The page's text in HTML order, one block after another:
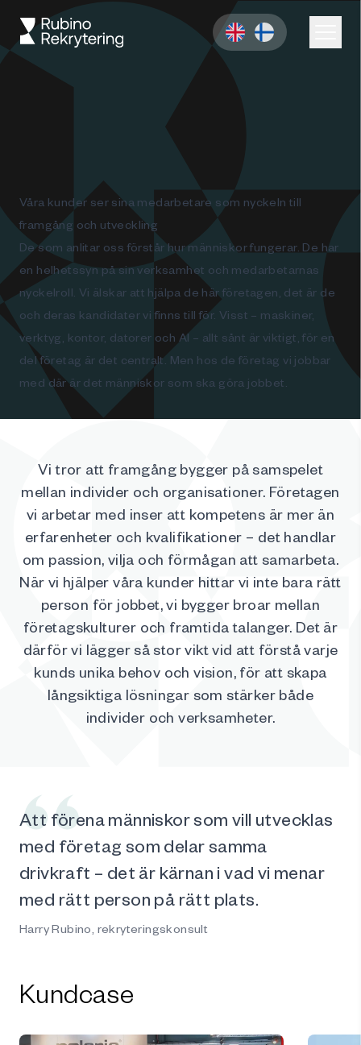
Våra kunder ser sina medarbetare som nyckeln till
framgång och utveckling
De som anlitar oss förstår hur människor fungerar. De har
en helhetssyn på sin verksamhet och medarbetarnas
nyckelroll. Vi älskar att hjälpa de här företagen, det är de
och deras kandidater vi finns till för. Visst – maskiner,
verktyg, kontor, datorer och AI – allt sånt är viktigt, för en
del företag är det centralt. Men hos de företag vi jobbar
med där är det människor som ska göra jobbet.
Vi tror att framgång bygger på samspelet
mellan individer och organisationer. Företagen
vi arbetar med inser att kompetens är mer än
erfarenheter och kvalifikationer – det handlar
om passion, vilja och förmågan att samarbeta.
När vi hjälper våra kunder hittar vi inte bara rätt
person för jobbet, vi bygger broar mellan
företagskulturer och framtida talanger. Det är
därför vi lägger så stor vikt vid att förstå varje
kunds unika behov och vision, för att skapa
långsiktiga lösningar som stärker både
individer och verksamheter.
Att förena människor som vill utvecklas
med företag som delar samma
drivkraft – det är kärnan i vad vi menar
med rätt person på rätt plats.
Harry Rubino, rekryteringskonsult
Kundcase